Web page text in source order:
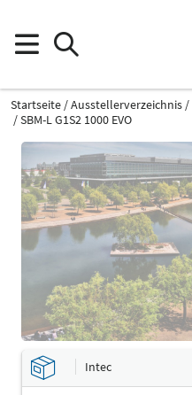
Startseite Ausstellerverzeichnis
SBM-L G1S2 1000 EVO
Intec